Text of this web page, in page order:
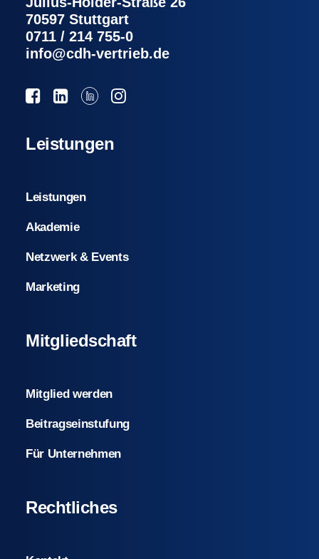
70597 Stuttgart
0711 / 214 755-0
info@cdh-vertrieb.de
Leistungen
Leistungen
Akademie
Netzwerk & Events
Marketing
Mitgliedschaft
Mitglied werden
Beitragseinstufung
Für Unternehmen
Rechtliches